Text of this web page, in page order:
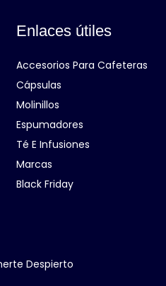
Enlaces útiles
Accesorios Para Cafeteras
Cápsulas
Molinillos
Espumadores
Té E Infusiones
Marcas
Black Friday
Despierto